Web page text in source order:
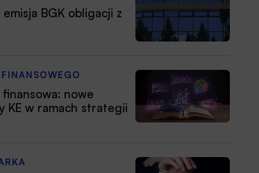
emisja BGK obligacji z
finansowa: nowe
KE w ramach strategii